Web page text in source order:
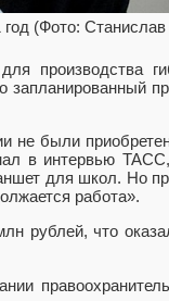
(Фото: Станислав
производства
не были
в интервью
для школ. Но
работа».
рублей, что